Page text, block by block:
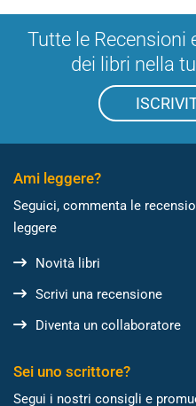
Tutte le Recensioni
dei libri nella
Ami leggere?
Seguici, commenta le
leggere
Novità libri
Scrivi una recensione
Diventa un collaboratore
Sei uno scrittore?
Segui i nostri consigli e